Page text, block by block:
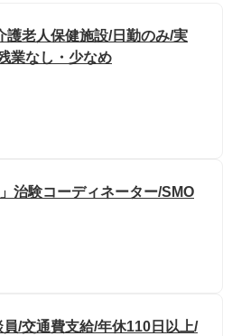
護老人保健施設/日勤のみ/実
業なし・少なめ
治験コーディネーター/SMO
員/交通費支給/年休110日以上/